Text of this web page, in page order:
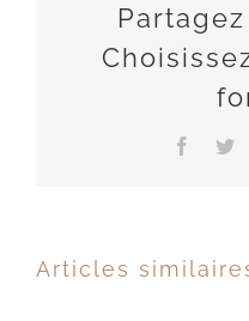
Articles